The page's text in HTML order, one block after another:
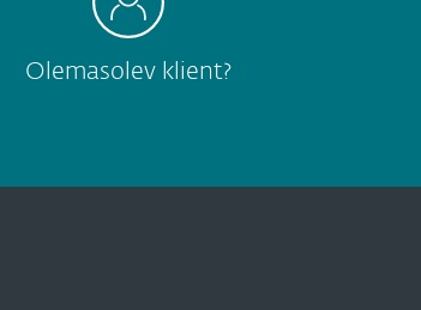
Olemasolev klient?